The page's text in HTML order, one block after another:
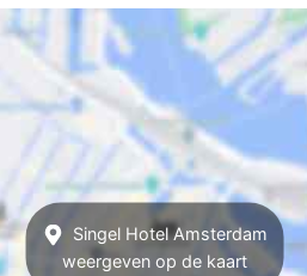
Singel Hotel Amsterdam
weergeven op de kaart